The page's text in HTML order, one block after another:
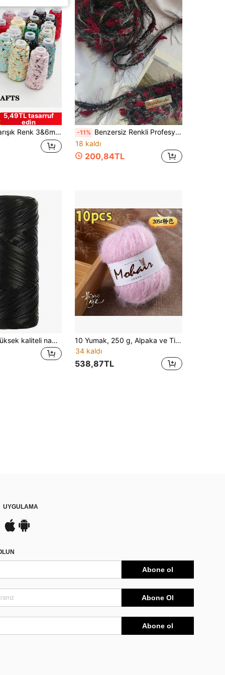
5,49TL tasarruf
edin
ve Kabarık DIY Tığ İşi Örgü İpi, 21 Renk Seçeneği, Atkı, Şapka, Çanta ve El Yapımı Aksesuarlar İçin Uygun -11% Benzersiz Renkli Profesyonel İplik, 50g/100g/150g, Karışık Renkli Pofuduk Yenilikçi İplik, Karışık Renkli El Yapımı İplik, Naylon ve Polyester Karışımı, DIY Atkı, Şapka, Çanta, Tığ İşi ve Örgü İçin Uygun, Yumuşak El Yapımı İplik, Tatil Hediyeleri, Aksesuarlar ve Kıyafet Süslemeleri Yapmak İçin Mükemmel
18 kaldı
200,84TL
200 gramlık yüksek kaliteli nappa deri kordon makarası, el yapımı çanta ve ayakkabılar için uygundur.
10 Yumak, 250 g, Alpaka ve Tiftik Karışımı, Ultra Yumuşak Tiftik, Çok Renkli Örgü İpliği, Sıcak Kazaklar, Hırkalar, Atkılar, Şapkalar, Eldivenler, Pantolonlar ve Dizlikler Örmek İçin Uygundur. Yumuşak ve Cilt Dostu.
34 kaldı
538,87TL
UYGULAMA
Abone ol
Abone Ol
Abone ol